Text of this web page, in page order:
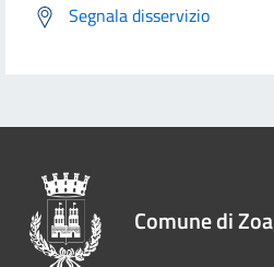
Segnala disservizio
Comune di